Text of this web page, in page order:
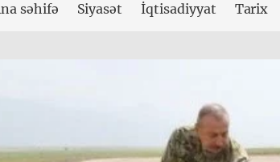
səhifə Siyasət İqtisadiyyat Tarix